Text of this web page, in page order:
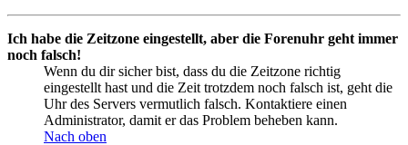
Ich habe die Zeitzone eingestellt, aber die Forenuhr geht immer
noch falsch!
Wenn du dir sicher bist, dass du die Zeitzone richtig
eingestellt hast und die Zeit trotzdem noch falsch ist, geht die
Uhr des Servers vermutlich falsch. Kontaktiere einen
Administrator, damit er das Problem beheben kann.
Nach oben